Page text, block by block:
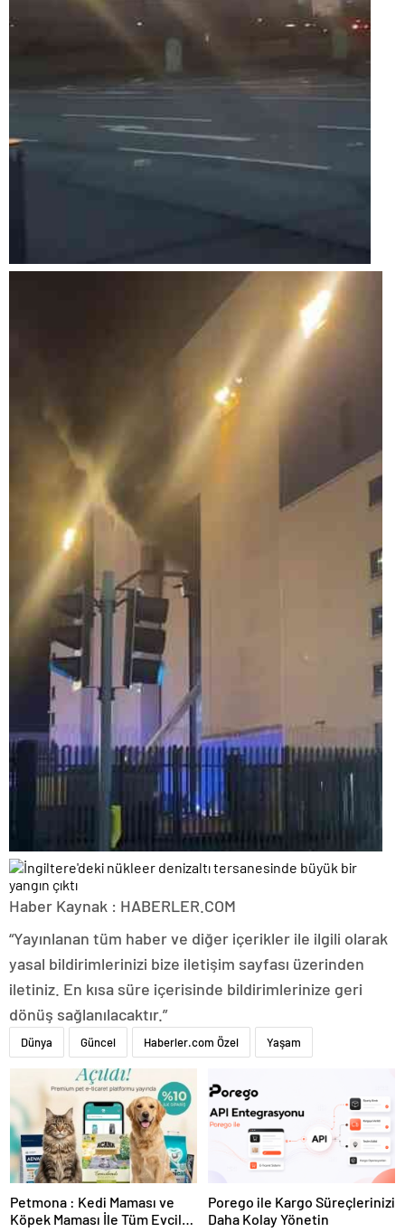
Haber Kaynak : HABERLER.COM
“Yayınlanan tüm haber ve diğer içerikler ile ilgili olarak
yasal bildirimlerinizi bize iletişim sayfası üzerinden
iletiniz. En kısa süre içerisinde bildirimlerinize geri
dönüş sağlanılacaktır.”
Dünya Güncel Haberler.com Özel Yaşam
Petmona : Kedi Maması ve
Köpek Maması İle Tüm Evcil
Porego ile Kargo Süreçlerinizi
Daha Kolay Yönetin